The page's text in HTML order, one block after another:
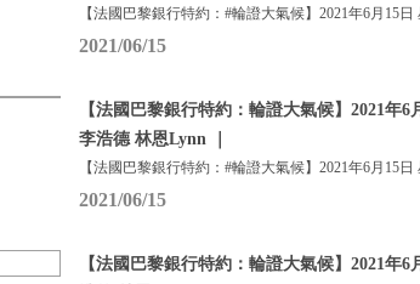
【法國巴黎銀行特約：#輪證大氣候】2021年6月15日
2021/06/15
【法國巴黎銀行特約：輪證大氣候】2021年
李浩德 林恩Lynn ｜
【法國巴黎銀行特約：#輪證大氣候】2021年6月15日
2021/06/15
【法國巴黎銀行特約：輪證大氣候】2021年